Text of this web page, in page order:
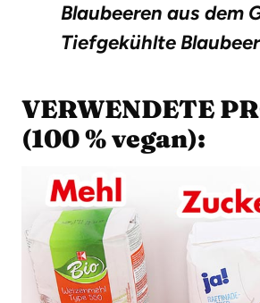
Blaubeeren aus dem
Tiefgekühlte
VERWENDETE
(100 % vegan):